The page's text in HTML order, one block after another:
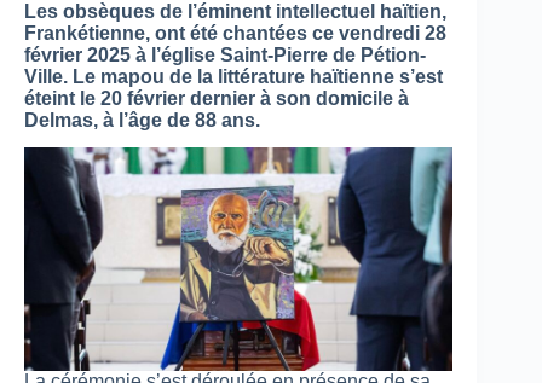
Les obsèques de l’éminent intellectuel haïtien,
Frankétienne, ont été chantées ce vendredi 28
février 2025 à l’église Saint-Pierre de Pétion-
Ville. Le mapou de la littérature haïtienne s’est
éteint le 20 février dernier à son domicile à
Delmas, à l’âge de 88 ans.